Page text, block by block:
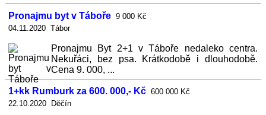
Pronajmu byt v Táboře 9 000 Kč
04.11.2020 Tábor
Pronajmu Byt 2+1 v Táboře nedaleko centra.
Nekuřáci, bez psa. Krátkodobě i dlouhodobě.
Cena 9. 000, ...
1+kk Rumburk za 600. 000,- Kč 600 000 Kč
22.10.2020 Děčín